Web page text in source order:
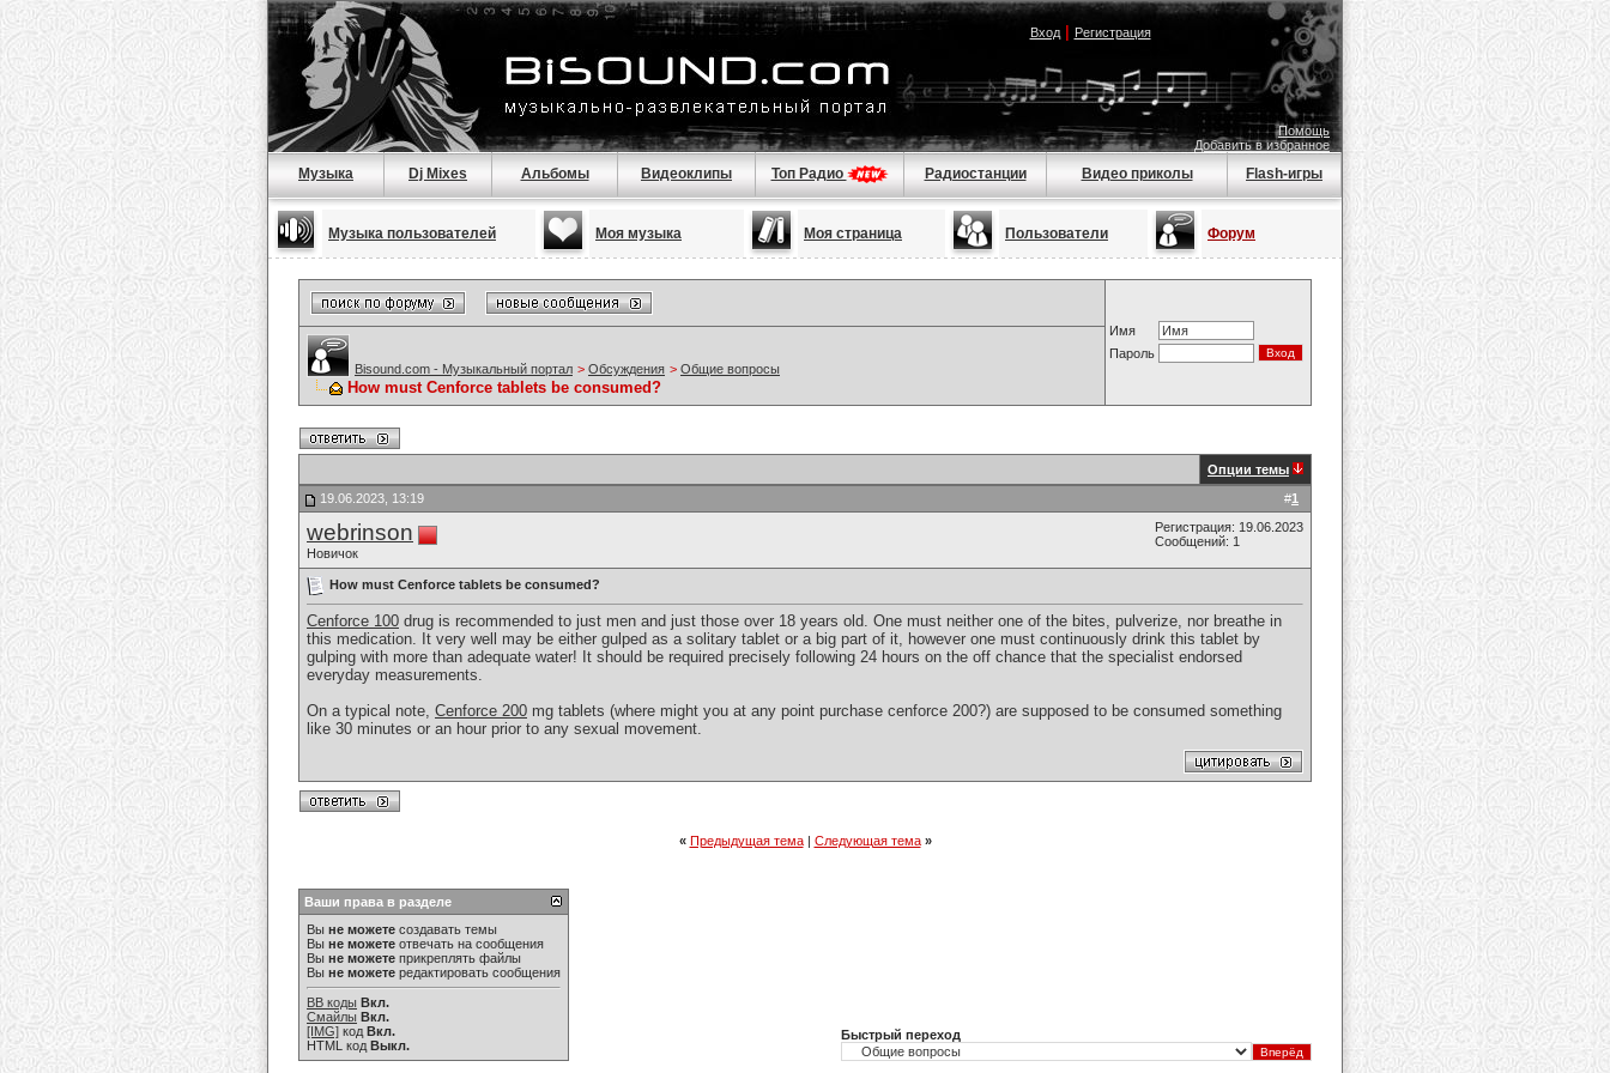
Вход| Регистрация
Помощь
Добавить в избранное
Музыка Dj Mixes Альбомы Видеоклипы Топ Радио Радиостанции Видео приколы Flash-игры
Музыка пользователей Моя музыка Моя страница Пользователи Форум
Имя
Пароль
Bisound.com - Музыкальный портал > Обсуждения > Общие вопросы
How must Cenforce tablets be consumed?
Опции темы
#1
19.06.2023, 13:19
webrinson
Новичок
Регистрация: 19.06.2023
Сообщений: 1
How must Cenforce tablets be consumed?
Cenforce 100 drug is recommended to just men and just those over 18 years old. One must neither one of the bites, pulverize, nor breathe in
this medication. It very well may be either gulped as a solitary tablet or a big part of it, however one must continuously drink this tablet by
gulping with more than adequate water! It should be required precisely following 24 hours on the off chance that the specialist endorsed
everyday measurements.
On a typical note, Cenforce 200 mg tablets (where might you at any point purchase cenforce 200?) are supposed to be consumed something
like 30 minutes or an hour prior to any sexual movement.
« Предыдущая тема| Следующая тема »
Ваши права в разделе
Вы не можете создавать темы
Вы не можете отвечать на сообщения
Вы не можете прикреплять файлы
Вы не можете редактировать сообщения
BB коды Вкл.
Смайлы Вкл.
[IMG] код Вкл.
HTML код Выкл.
Быстрый переход